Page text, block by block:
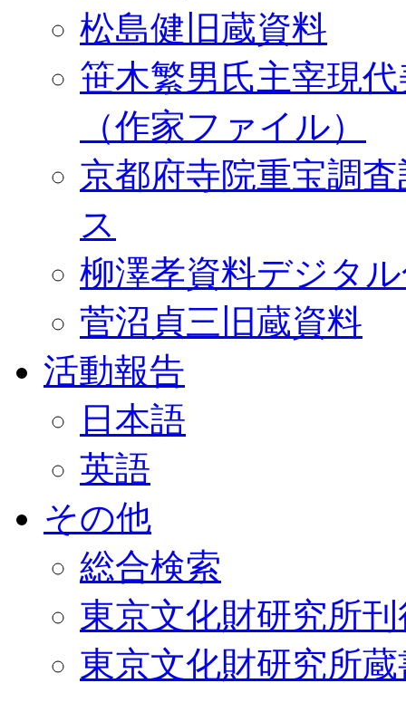
松島健旧蔵資料
笹木繁男氏主宰現
（作家ファイル）
京都府寺院重宝調
ス
柳澤孝資料デジタ
菅沼貞三旧蔵資料
活動報告
日本語
英語
その他
総合検索
東京文化財研究所
東京文化財研究所